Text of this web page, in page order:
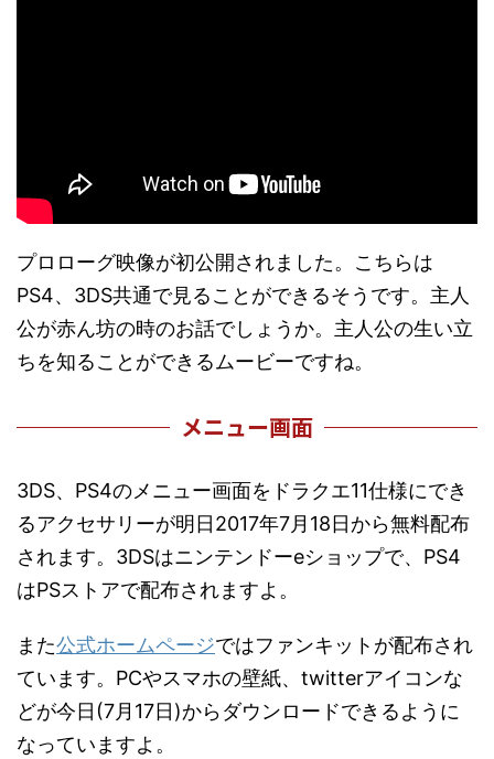
プロローグ映像が初公開されました。こちらは
PS4、3DS共通で見ることができるそうです。主人
公が赤ん坊の時のお話でしょうか。主人公の生い立
ちを知ることができるムービーですね。
メニュー画面
3DS、PS4のメニュー画面をドラクエ11仕様にでき
るアクセサリーが明日2017年7月18日から無料配布
されます。3DSはニンテンドーeショップで、PS4
はPSストアで配布されますよ。
また公式ホームページではファンキットが配布され
ています。PCやスマホの壁紙、twitterアイコンな
どが今日(7月17日)からダウンロードできるように
なっていますよ。